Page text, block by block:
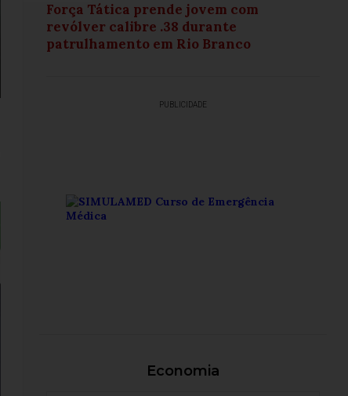
Força Tática prende jovem com
revólver calibre .38 durante
patrulhamento em Rio Branco
PUBLICIDADE
Economia